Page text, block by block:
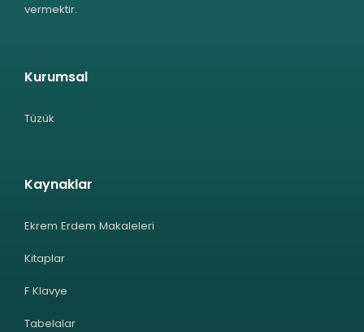
vermektir.
Kurumsal
Tüzük
Kaynaklar
Ekrem Erdem Makaleleri
Kitaplar
F Klavye
Tabelalar